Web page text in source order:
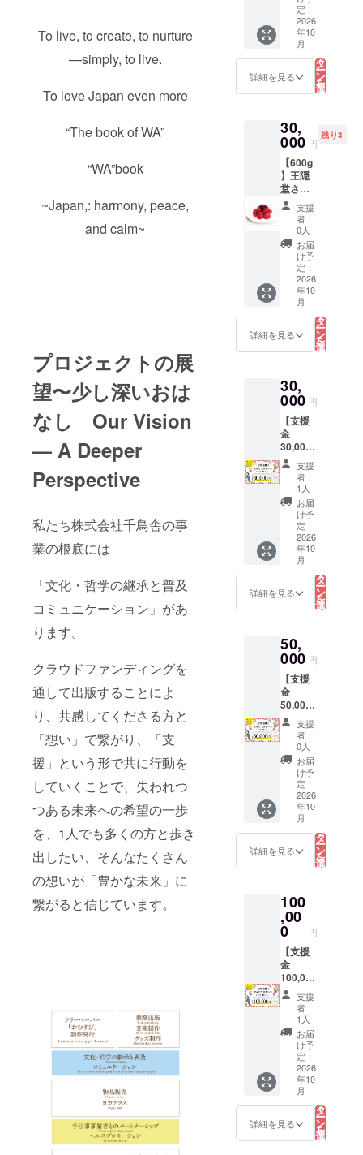
To live, to create, to nurture
—simply, to live.
To love Japan even more
“The book of WA”
“WA”book
~Japan,: harmony, peace,
and calm~
プロジェクトの展
望〜少し深いおは
なし Our Vision
— A Deeper
Perspective
私たち株式会社千鳥舎の事
業の根底には
「文化・哲学の継承と普及
コミュニケーション」があ
ります。
クラウドファンディングを
通して出版することによ
り、共感してくださる方と
「想い」で繋がり、「支
援」という形で共に行動を
していくことで、失われつ
つある未来への希望の一歩
を、1人でも多くの方と歩き
出したい、そんなたくさん
の想いが「豊かな未来」に
繋がると信じています。
さらに
近年で
は交配
樹とし
ても優
れてい
ること
がわか
た。生
産量の
減退と
いう地
域課題
に対し
てこの
林州が
果たせ
る役割
は非常
に大き
いと考
え、手
間のか
かる林
州の栽
す〜 貴
重な梅
干しを
ぜひこ
の機会
に！
など試
行錯誤
を繰り
返し
て、足
の健康
に配慮
したぞ
仕立て
られて
いま
す。 ま
た天然
のい草
で出来
てお
り、足
にやさ
しく履
き心地
が快適
で疲れ
にく
く、通
園や鬼
ごっ
こ、
ボール
なども
でき、
園の指
定靴と
しても
採用さ
れてお
り、知
る人ぞ
知る、
そして
愛され
続ける
草履で
す。 ま
た、年
齢に関
係なく
トレー
ニング
として
履いて
いる方
も。是
非この
機会び
お試し
くださ
い！
適正な
固さ
や、鼻
緒の前
緒の高
さ、強
さ、伸
さ、横
緒の長
さや太
さ、強
さ、伸
びのな
さ、あ
るいは
鼻緒の
位置、
など試
行錯誤
を繰り
返し
て、足
の健康
に配慮
したぞ
うりに
られて
いま
す。 ま
た天然
のい草
で出来
てお
り、足
にやさ
しく履
き心地
が快適
で疲れ
にく
く、通
園や鬼
ごっ
こ、
ドッジ
なども
でき、
園の指
定靴と
しても
採用さ
れてお
り、知
る人ぞ
知る、
そして
愛され
続ける
草履で
す。 ま
た、年
齢に関
係なく
足腰の
ニング
として
履いて
いる方
も。是
非この
機会び
お試し
くださ
い！
職人の
多い町
です。
そんな
名産地
の”地元
ち「ミ
サト履
物協同
組合」
の職人
さんに
よって
一足一
足丁寧
に作ら
れてい
ます。
ゾウリ
の台の
適正な
や、鼻
緒の前
さや太
さ、強
さ、伸
びのな
さ、横
緒の長
さや太
さ、強
さ、伸
びのな
さ、あ
るいは
鼻緒の
位置、
など試
行錯誤
を繰り
返し
て、足
に配慮
したぞ
うりに
仕立て
られて
いま
す。 ま
た天然
のい草
で出来
てお
り、足
にやさ
しく履
き心地
が快適
で疲れ
にく
く、通
ごっ
こ、
ドッジ
ボール
なども
でき、
園の指
定靴と
しても
採用さ
れてお
り、知
る人ぞ
知る、
そして
愛され
続ける
草履で
す。 ま
た、年
作られ
ていま
す。 江
戸時
業とし
てわら
業と
し、現
在も
「ミサ
トっ
子」の
製造を
継承し
ている
技術力
の高い
職人の
多い町
です。
そんな
名産地
の”地元
ち「ミ
サト履
物協同
組合」
の職人
さんに
よって
一足一
足丁寧
に作ら
れてい
ます。
ゾウリ
の台の
適正な
や、鼻
緒の前
さや太
さ、強
さ、伸
びのな
さ、横
緒の長
さや太
さ、強
さ、伸
びのな
さ、あ
るいは
鼻緒の
位置、
など試
行錯誤
を繰り
返し
て、足
に配慮
したぞ
うりに
仕立て
られて
いま
す。 ま
た天然
のい草
で出来
てお
り、足
にやさ
しく履
き心地
が快適
で疲れ
にく
く、通
園や鬼
ラク
ターで
耕運、
収穫体
験 農業
体験に
期限で
す。 26
年10月
30日ま
でに、
メール
にて詳
細をご
連絡い
たしま
す。 た
だし、
将来的
に事業
の運営
くなっ
た場合
様への
返金は
致しか
ねます
のでご
了承く
ださ
い。
.31 ※一
歳未満
未満の
乳児に
与えな
いで下
れた 自
然豊か
な愛媛
県今治
市 菜の
花や
桜、色
とりど
りの花
が咲き
誇る春
みつば
ちたち
が花か
ら花へ
花の甘
い蜜を
らった
はちみ
つを そ
のまま
瓶に詰
めまし
た〜 貴
重なは
ちみつ
をどう
ぞお楽
しみ下
さい。
未来に
残る1冊
に、共
に日本
文化を
伝える
証を刻
みませ
掲載方
法：
（文字
のみ、
ロゴ・
バナー
掲載、
掲載サ
イズな
ど可能
な限り
詳し
く） ※
注意事
項：支
援時、
必ず備
れるお
名前を
ご記入
くださ
い。ロ
ゴやバ
ナーな
どの画
像の受
け渡し
につい
ては、
プロ
ジェク
ト終了
後にお
送りす
ださ
い。
定：
2026
年10
月
詳細を見る
リ
タ
ー
ン
を
選
択
30,
000 円
残り3
【600g
】王隠
堂さん
の「幻
の梅～
林州む
かし梅
干～昔
ながら
の塩と
紫蘇で
漬けた
梅干
し」3個
セット
◆着色
味料・
酸味
料・保
存料不
使用 ◆
賞味期
限：180
日 ◆内
容量：
200g×3
◆原材
料：梅
（奈良
県）、
漬け原
材料(し
そ、食
塩) ◆塩
保存方
法：直
射日光
を避
け、常
温で保
存 ※直
射日光
により
変色す
ること
があり
ますの
で、開
封後は
お早め
に召し
山すそ
から谷
あいに
かけて
広がる
梅畑。
王隠堂
さんが
とくに
力を入
れて栽
培して
いる梅
は、西
吉野の
在来種
である
「林州
支援
者：
0人
お届
け予
定：
2026
年10
月
詳細を見る
リ
タ
ー
ン
を
選
択
30,
000 円
【支援
金
30,000
円！す
べてを
活動に
役立て
たい！
あなた
へ】
（この
リター
ンは設
定金額
が複数
ござい
全額を
プロ
ジェク
ト実施
のため
に使わ
せてい
ただき
ます。
ありが
とうご
ざいま
すメッ
セージ
を送ら
せてい
ただき
支援
者：
1人
お届
け予
定：
2026
年10
月
詳細を見る
リ
タ
ー
ン
を
選
択
50,
000 円
【支援
金
50,000
円！す
べてを
活動に
役立て
たい！
あなた
へ】
（この
リター
ンは設
定金額
が複数
ござい
全額を
プロ
ジェク
ト実施
のため
に使わ
せてい
ただき
ます。
ありが
とうご
ざいま
すメッ
セージ
を送ら
せてい
ただき
ます。
支援
者：
0人
お届
け予
定：
2026
年10
月
詳細を見る
リ
タ
ー
ン
を
選
択
100
,00
0 円
【支援
金
100,000
円！す
べてを
活動に
役立て
たい！
あなた
へ】
（この
リター
ンは設
定金額
が複数
ござい
支援
者：
1人
お届
け予
定：
2026
年10
月
詳細を見る
リ
タ
ー
ン
を
選
択